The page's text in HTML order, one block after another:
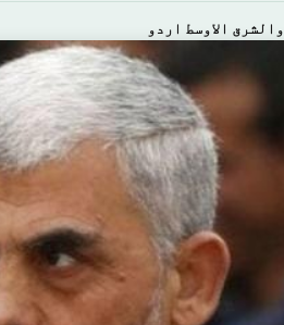
الاوسط اردو